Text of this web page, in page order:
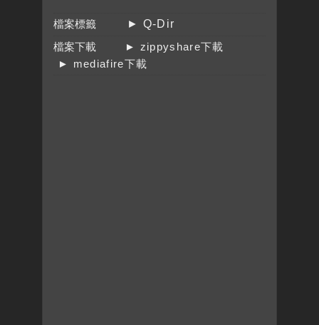
檔案標籤
► Q-Dir
檔案下載